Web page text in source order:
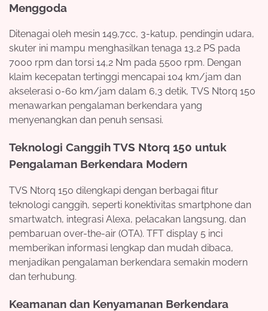
Menggoda
Ditenagai oleh mesin 149,7cc, 3-katup, pendingin udara,
skuter ini mampu menghasilkan tenaga 13,2 PS pada
7000 rpm dan torsi 14,2 Nm pada 5500 rpm. Dengan
klaim kecepatan tertinggi mencapai 104 km/jam dan
akselerasi 0-60 km/jam dalam 6,3 detik, TVS Ntorq 150
menawarkan pengalaman berkendara yang
menyenangkan dan penuh sensasi.
Teknologi Canggih TVS Ntorq 150 untuk
Pengalaman Berkendara Modern
TVS Ntorq 150 dilengkapi dengan berbagai fitur
teknologi canggih, seperti konektivitas smartphone dan
smartwatch, integrasi Alexa, pelacakan langsung, dan
pembaruan over-the-air (OTA). TFT display 5 inci
memberikan informasi lengkap dan mudah dibaca,
menjadikan pengalaman berkendara semakin modern
dan terhubung.
Keamanan dan Kenyamanan Berkendara